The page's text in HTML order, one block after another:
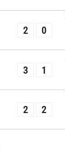
2 0
3 1
2 2